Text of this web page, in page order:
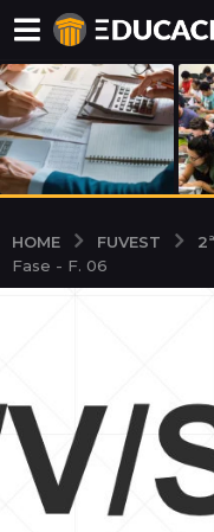
HOME FUVEST
Fase - F. 06